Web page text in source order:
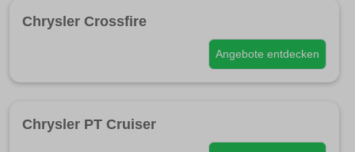
Chrysler Crossfire
Angebote entdecken
Chrysler PT Cruiser